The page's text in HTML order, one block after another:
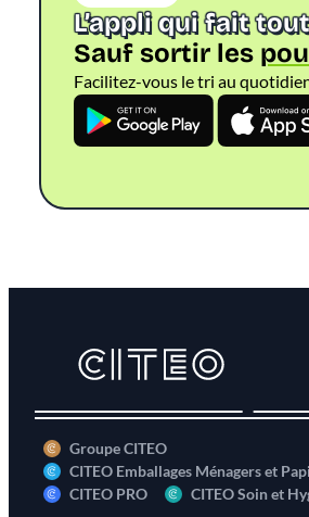
L’appli qui fait tout
Sauf sortir les
Facilitez-vous le tri au
Groupe CITEO
CITEO Emballages Ménagers et
CITEO PRO
CITEO Soin et